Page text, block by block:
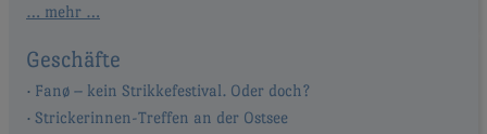
… mehr …
Geschäfte
Fanø – kein Strikkefestival. Oder doch?
Strickerinnen-Treffen an der Ostsee